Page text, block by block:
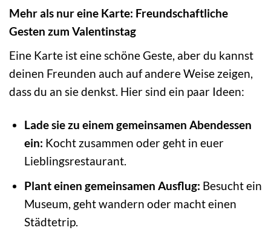
Mehr als nur eine Karte: Freundschaftliche
Gesten zum Valentinstag
Eine Karte ist eine schöne Geste, aber du kannst
deinen Freunden auch auf andere Weise zeigen,
dass du an sie denkst. Hier sind ein paar Ideen:
Lade sie zu einem gemeinsamen Abendessen
ein: Kocht zusammen oder geht in euer
Lieblingsrestaurant.
Plant einen gemeinsamen Ausflug: Besucht ein
Museum, geht wandern oder macht einen
Städtetrip.